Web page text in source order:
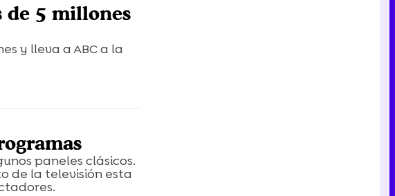
Canción ganadora de Eurovisión 2026: DARA con "Bangaranga" por Bulgaria
de 5 millones
y lleva a ABC a la
paneles clásicos.
de la televisión esta